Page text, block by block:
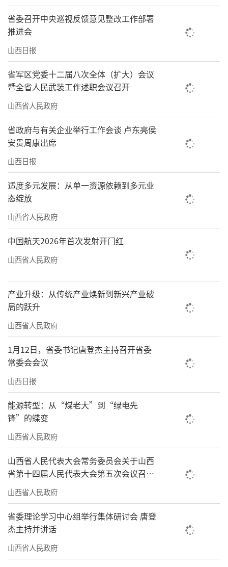
省委召开中央巡视反馈意见整改工作部署
推进会
山西日报
省军区党委十二届八次全体（扩大）会议
暨全省人民武装工作述职会议召开
山西省人民政府
省政府与有关企业举行工作会谈 卢东亮侯
安贵周康出席
山西日报
适度多元发展：从单一资源依赖到多元业
态绽放
山西省人民政府
中国航天2026年首次发射开门红
山西省人民政府
产业升级：从传统产业焕新到新兴产业破
局的跃升
山西省人民政府
1月12日，省委书记唐登杰主持召开省委
常委会会议
山西日报
能源转型：从“煤老大”到“绿电先
锋”的蝶变
山西省人民政府
山西省人民代表大会常务委员会关于山西
省第十四届人民代表大会第五次会议召开
时间的决定
山西省人民政府
省委理论学习中心组举行集体研讨会 唐登
杰主持并讲话
山西省人民政府